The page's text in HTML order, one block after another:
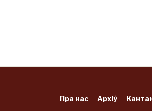
Пра нас Архіў